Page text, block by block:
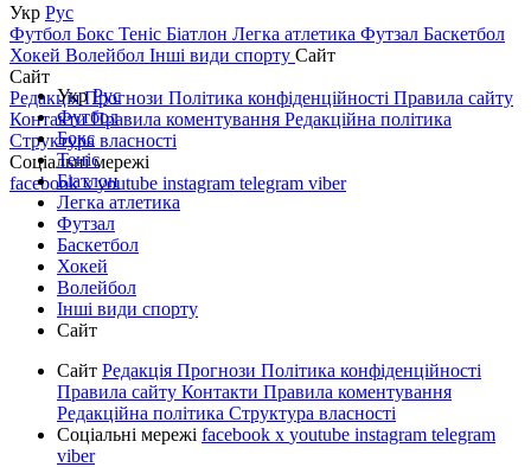
Укр Рус
Футбол Бокс Теніс Біатлон Легка атлетика Футзал Баскетбол
Хокей Волейбол Інші види спорту Сайт
Сайт
РедакціяПрогнози Політика конфіденційності Правила сайту
КонтактиПравила коментування Редакційна політика
Структура власності
Соціальні мережі
facebookxyoutube instagram telegram viber
УкрРус
Футбол
Бокс
Теніс
Біатлон
Легка атлетика
Футзал
Баскетбол
Хокей
Волейбол
Інші види спорту
Сайт
Сайт Редакція Прогнози Політика конфіденційності
Правила сайту Контакти Правила коментування
Редакційна політика Структура власності
Соціальні мережі facebook x youtube instagram telegram
viber